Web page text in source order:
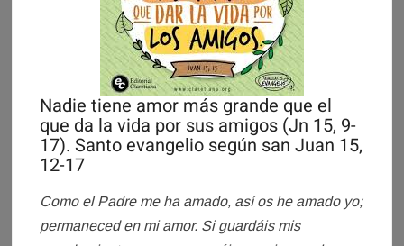
Nadie tiene amor más grande que el
que da la vida por sus amigos (Jn 15, 9-
17). Santo evangelio según san Juan 15,
12-17
Como el Padre me ha amado, así os he amado yo;
permaneced en mi amor. Si guardáis mis